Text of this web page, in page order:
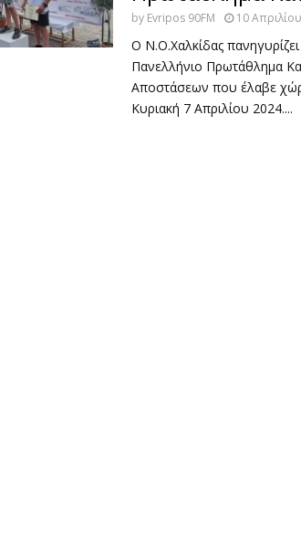
by Evripos 90FM 10
Ο Ν.Ο.Χαλκίδας
Πανελλήνιο Πρωτάθλημα
Αποστάσεων που έλαβε
Κυριακή 7 Απριλίου 2024....